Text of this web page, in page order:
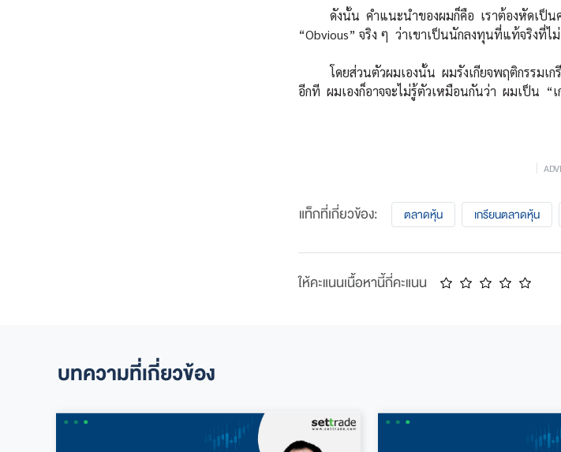
ดังนั้น คำแนะนำของผมก็คือ เราต้องหัดเป็นคน
“Obvious” จริง ๆ ว่าเขาเป็นนักลงทุนที่แท้จริงที่ไ
โดยส่วนตัวผมเองนั้น ผมรังเกียจพฤติกรรมเก
อีกที ผมเองก็อาจจะไม่รู้ตัวเหมือนกันว่า ผมเป็น
แท็กที่เกี่ยวข้อง: ตลาดหุ้น เกรียนตลาดหุ้น
ให้คะแนนเนื้อหานี้กี่คะแนน
บทความที่เกี่ยวข้อง